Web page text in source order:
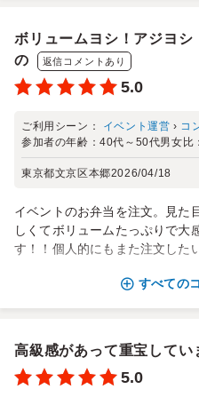
ボリュームヨシ！アジヨシ
の
返信コメントあり
5.0
ご利用シーン： イベント運営 › コ
参加者の年齢：40代～50代男女比：
東京都文京区本郷2026/04/18
イベントのお弁当を注文。見た
しくてボリュームたっぷりで大
す！！個人的にもまた注文した
すべての
高級感があって重宝してい
5.0